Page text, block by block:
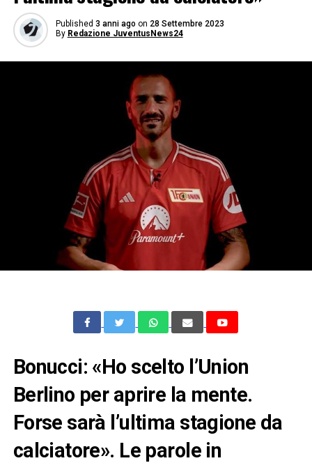
Published 3 anni ago on 28 Settembre 2023
By Redazione JuventusNews24
Bonucci: «Ho scelto l’Union
Berlino per aprire la mente.
Forse sarà l’ultima stagione da
calciatore». Le parole in